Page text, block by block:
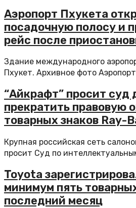
Аэропорт Пхукета
посадочную полосу и
рейс после
Здание международного
Пхукет. Архивное фото
“Айкрафт” просит суд
прекратить правовую
товарных знаков Ray-
Крупная российская сеть
просит Суд по
Toyota
минимум пять
последний месяц